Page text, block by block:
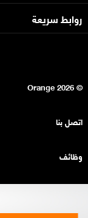
روابط سريعة
© Orange
2026
اتصل بنا
وظائف